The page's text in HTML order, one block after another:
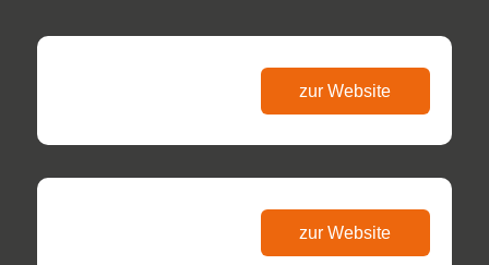
zur Website
zur Website